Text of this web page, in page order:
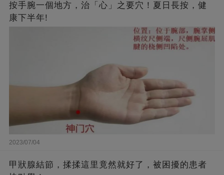
按手腕一個地方，治「心」之要穴！夏日長按，健
康下半年!
2023/07/04
甲狀腺結節，揉揉這里竟然就好了，被困擾的患者